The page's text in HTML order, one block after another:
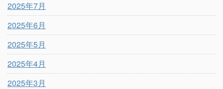
2025年7月
2025年6月
2025年5月
2025年4月
2025年3月